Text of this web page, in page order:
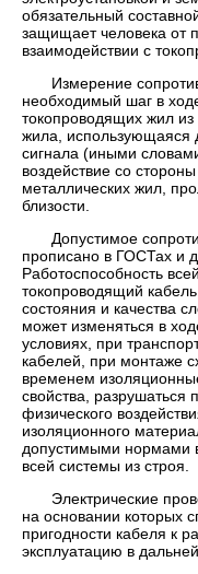
обязательный
защищает человека от
взаимодействии с
Измерение
необходимый шаг в
токопроводящих жил
жила, использующаяся
сигнала (иными
воздействие со
металлических жил,
близости.
Допустимое
прописано в ГОСТах и
Работоспособность
токопроводящий
состояния и качества
может изменяться в
условиях, при
кабелей, при монтаже
временем
свойства,
физического
изоляционного
допустимыми нормами
всей системы из строя.
Электрические
на основании которых
пригодности кабеля к
эксплуатацию в